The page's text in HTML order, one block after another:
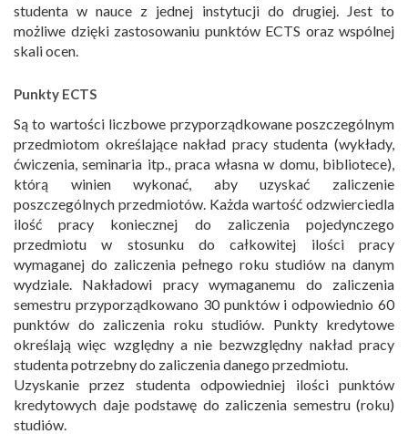
studenta w nauce z jednej instytucji do drugiej. Jest to
możliwe dzięki zastosowaniu punktów ECTS oraz wspólnej
skali ocen.
Punkty ECTS
Są to wartości liczbowe przyporządkowane poszczególnym
przedmiotom określające nakład pracy studenta (wykłady,
ćwiczenia, seminaria itp., praca własna w domu, bibliotece),
którą winien wykonać, aby uzyskać zaliczenie
poszczególnych przedmiotów. Każda wartość odzwierciedla
ilość pracy koniecznej do zaliczenia pojedynczego
przedmiotu w stosunku do całkowitej ilości pracy
wymaganej do zaliczenia pełnego roku studiów na danym
wydziale. Nakładowi pracy wymaganemu do zaliczenia
semestru przyporządkowano 30 punktów i odpowiednio 60
punktów do zaliczenia roku studiów. Punkty kredytowe
określają więc względny a nie bezwzględny nakład pracy
studenta potrzebny do zaliczenia danego przedmiotu.
Uzyskanie przez studenta odpowiedniej ilości punktów
kredytowych daje podstawę do zaliczenia semestru (roku)
studiów.